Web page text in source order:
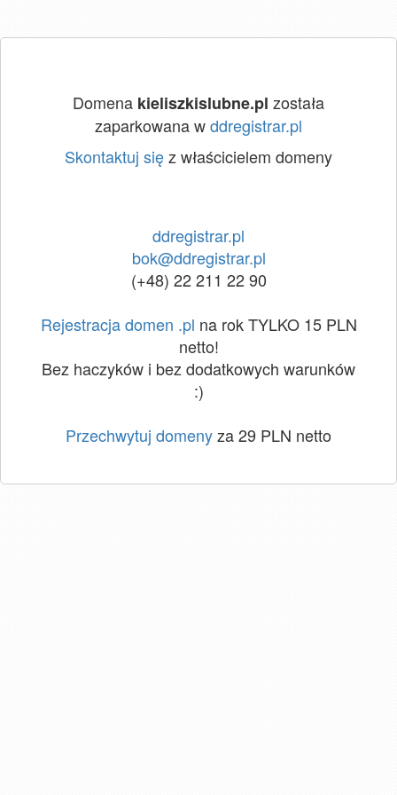
Domena kieliszkislubne.pl została
zaparkowana wddregistrar.pl
Skontaktuj sięz właścicielem domeny
ddregistrar.pl
bok@ddregistrar.pl
(+48) 22 211 22 90
Rejestracja domen .pl na rok TYLKO 15 PLN
netto!
Bez haczyków i bez dodatkowych warunków
:)
Przechwytuj domenyza 29 PLN netto